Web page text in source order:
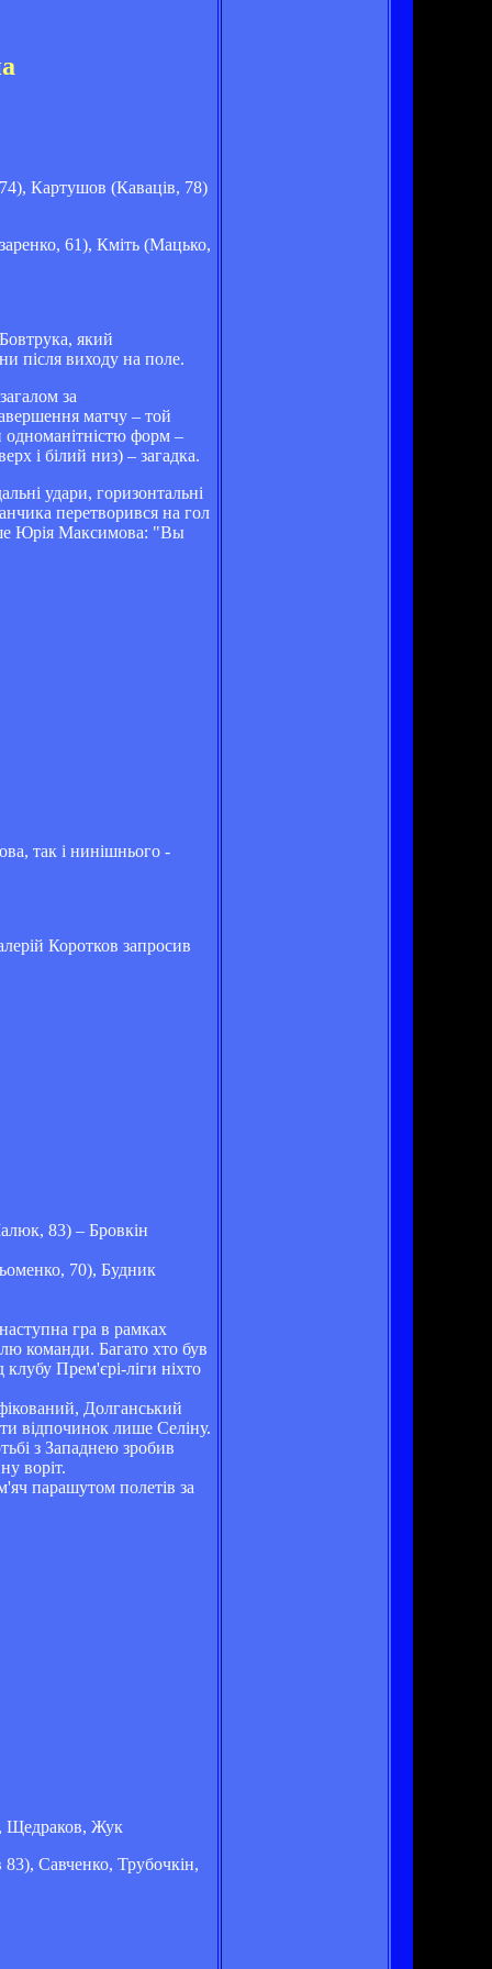
Картушов (Каваців, 78)
61), Кміть (Мацько,
який
після виходу на поле.
за
матчу – той
форм –
і білий низ) – загадка.
удари, горизонтальні
перетворився на гол
Юрія Максимова: "Вы
так і нинішнього -
Коротков запросив
83) – Бровкін
70), Будник
гра в рамках
команди. Багато хто був
Прем'єрі-ліги ніхто
Долганський
відпочинок лише Селіну.
з Западнею зробив
воріт.
парашутом полетів за
Щедраков, Жук
Савченко, Трубочкін,